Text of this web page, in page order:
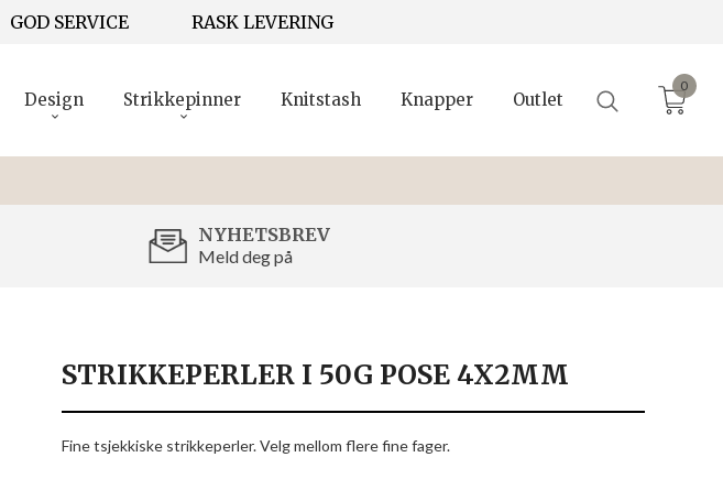
GOD SERVICE RASK LEVERING
Design Strikkepinner Knitstash Knapper Outlet
0
NYHETSBREV
Meld deg på
STRIKKEPERLER I 50G POSE 4X2MM
Fine tsjekkiske strikkeperler. Velg mellom flere fine fager.